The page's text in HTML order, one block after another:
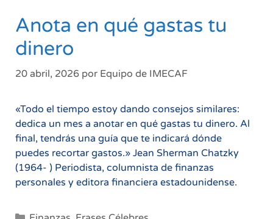
Anota en qué gastas tu
dinero
20 abril, 2026 por Equipo de IMECAF
«Todo el tiempo estoy dando consejos similares:
dedica un mes a anotar en qué gastas tu dinero. Al
final, tendrás una guía que te indicará dónde
puedes recortar gastos.» Jean Sherman Chatzky
(1964- ) Periodista, columnista de finanzas
personales y editora financiera estadounidense.
Categorías